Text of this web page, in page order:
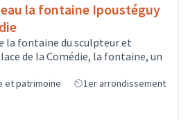
la fontaine Ipoustéguy
la fontaine du sculpteur et
de la Comédie, la fontaine, un
et patrimoine
1er arrondissement